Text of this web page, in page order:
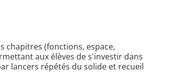
chapitres (fonctions, espace,
aux élèves de s'investir dans
lancers répétés du solide et recueil